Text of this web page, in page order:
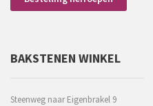
BAKSTENEN WINKEL
Steenweg naar Eigenbrakel 9